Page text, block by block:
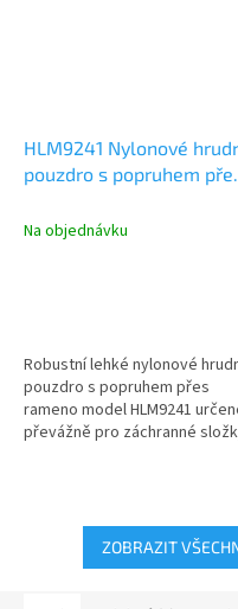
HLM9241 Nylonové
pouzdro s popruhem přes
záchranné složky
Na objednávku
Robustní lehké nylonové
pouzdro s popruhem přes
rameno model HLM9241
převážně pro záchranné
ZOBRAZIT